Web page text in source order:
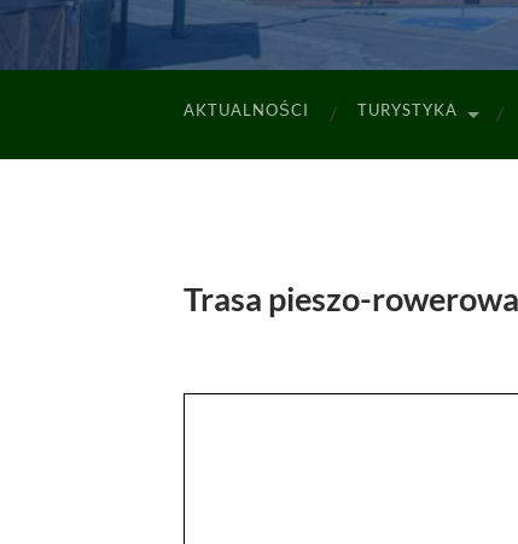
AKTUALNOŚCI TURYSTYKA
Trasa pieszo-